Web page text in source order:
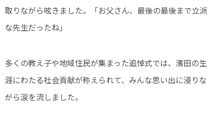
取りながら呟きました。「お父さん、最後の最後まで立派
な先生だったね」
多くの教え子や地域住民が集まった追悼式では、濱田の生
涯にわたる社会貢献が称えられて、みんな思い出に浸りな
がら涙を流しました。